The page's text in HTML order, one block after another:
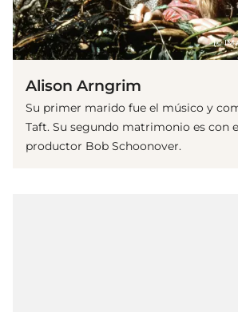
(©
Alison Arngrim
Su primer marido fue el músico y
Taft. Su segundo matrimonio es con
productor Bob Schoonover.